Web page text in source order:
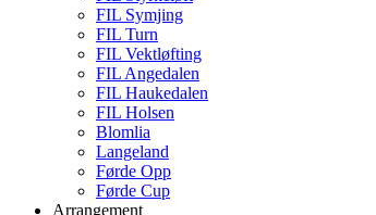
FIL Symjing
FIL Turn
FIL Vektløfting
FIL Angedalen
FIL Haukedalen
FIL Holsen
Blomlia
Langeland
Førde Opp
Førde Cup
Arrangement